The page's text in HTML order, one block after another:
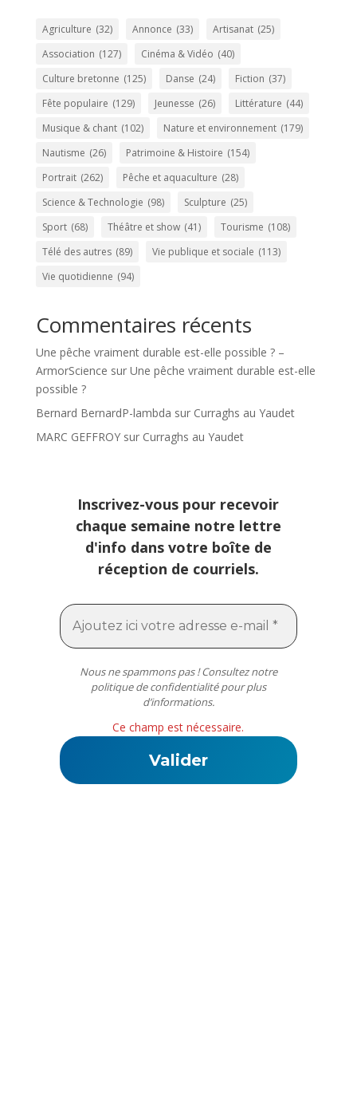
Agriculture (32) Annonce (33) Artisanat (25)
Association (127) Cinéma & Vidéo (40)
Culture bretonne (125) Danse (24) Fiction (37)
Fête populaire (129) Jeunesse (26) Littérature (44)
Musique & chant (102) Nature et environnement (179)
Nautisme (26) Patrimoine & Histoire (154)
Portrait (262) Pêche et aquaculture (28)
Science & Technologie (98) Sculpture (25)
Sport (68) Théâtre et show (41) Tourisme (108)
Télé des autres (89) Vie publique et sociale (113)
Vie quotidienne (94)
Commentaires récents
Une pêche vraiment durable est-elle possible ? –
ArmorScience sur Une pêche vraiment durable est-elle
possible ?
Bernard BernardP-lambda sur Curraghs au Yaudet
MARC GEFFROYsur Curraghs au Yaudet
Inscrivez-vous pour recevoir
chaque semaine notre lettre
d'info dans votre boîte de
réception de courriels.
Nous ne spammons pas ! Consultez notre
politique de confidentialitépour plus
d’informations.
Ce champ est nécessaire.